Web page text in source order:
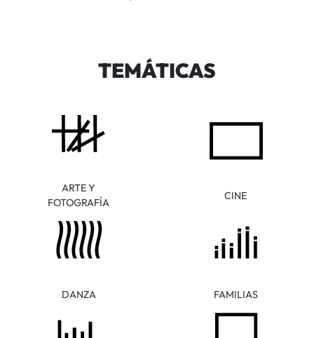
TEMÁTICAS
ARTE Y
FOTOGRAFÍA
CINE
DANZA FAMILIAS